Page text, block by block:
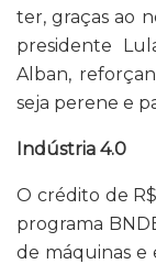
ter, graças ao
presidente
Alban,
seja perene e
Indústria 4.0
O crédito de
programa
de máquinas e